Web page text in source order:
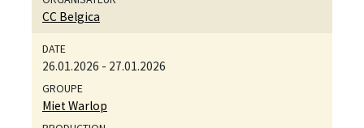
CC Belgica
26.01.2026 - 27.01.2026
Miet Warlop